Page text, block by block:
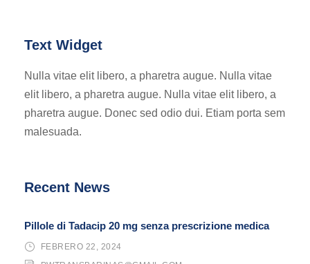
Text Widget
Nulla vitae elit libero, a pharetra augue. Nulla vitae
elit libero, a pharetra augue. Nulla vitae elit libero, a
pharetra augue. Donec sed odio dui. Etiam porta sem
malesuada.
Recent News
Pillole di Tadacip 20 mg senza prescrizione medica
FEBRERO 22, 2024